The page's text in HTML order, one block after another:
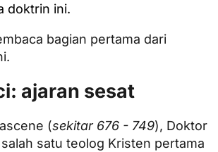
doktrin ini.
bagian pertama dari
ajaran sesat
(sekitar 676 - 749), Doktor
satu teolog Kristen pertama